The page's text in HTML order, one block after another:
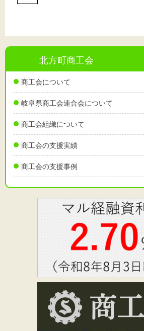
北方町商工会
商工会について
岐阜県商工会連合会について
商工会組織について
商工会の支援実績
商工会の支援事例